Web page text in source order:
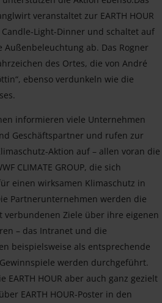
veranstaltet zur EARTH HOUR
Light-Dinner und schaltet auf
Außenbeleuchtung ab. Das Rogner
des Ortes, die von André
ebenso verdunkeln wie die
informieren viele Unternehmen
Geschäftspartner und rufen zur
Aktion auf – allen voran die
CLIMATE GROUP, die sich
einen wirksamen Klimaschutz in
Partnerunternehmen werden die
verbundenen Ziele über ihre eigenen
– das Intranet und die
beispielsweise als entsprechende
werden durchgeführt.
EARTH HOUR aber auch ganz gezielt
EARTH HOUR-Poster in den